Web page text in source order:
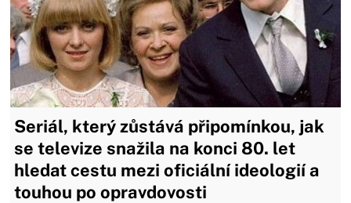
Seriál, který zůstává připomínkou, jak
se televize snažila na konci 80. let
hledat cestu mezi oficiální ideologií a
touhou po opravdovosti